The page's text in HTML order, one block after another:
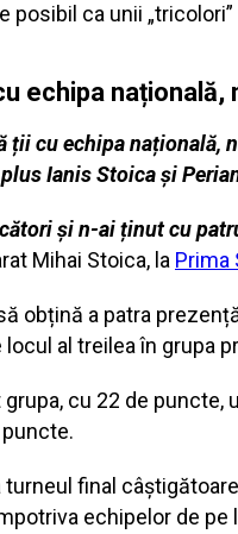
posibil ca unii
echipa
ții cu echipa
Ianis Stoica și
și n-ai ținut cu
Mihai Stoica, la Prima
obțină a patra
al treilea în grupa
cu 22 de puncte,
final
echipelor de pe